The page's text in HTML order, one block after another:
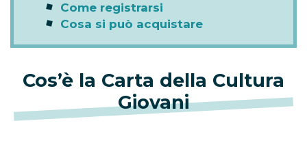
Come registrarsi
Cosa si può acquistare
Cos’è la Carta della Cultura
Giovani